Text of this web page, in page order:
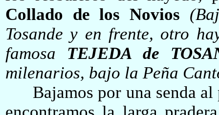
Collado de los Novios
Tosande y en frente, otro
famosa TEJEDA de
milenarios, bajo la Peña
Bajamos por una senda al